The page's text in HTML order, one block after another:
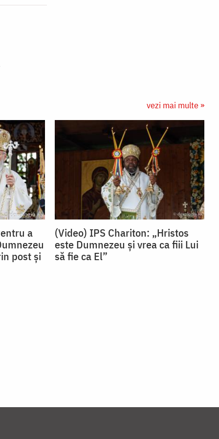
vezi mai multe »
a
post și
(Video) IPS Chariton: „Hristos
este Dumnezeu și vrea ca fiii Lui
să fie ca El”